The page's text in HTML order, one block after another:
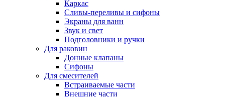
Каркас
Сливы-переливы и сифоны
Экраны для ванн
Звук и свет
Подголовники и ручки
Для раковин
Донные клапаны
Сифоны
Для смесителей
Встраиваемые части
Внешние части